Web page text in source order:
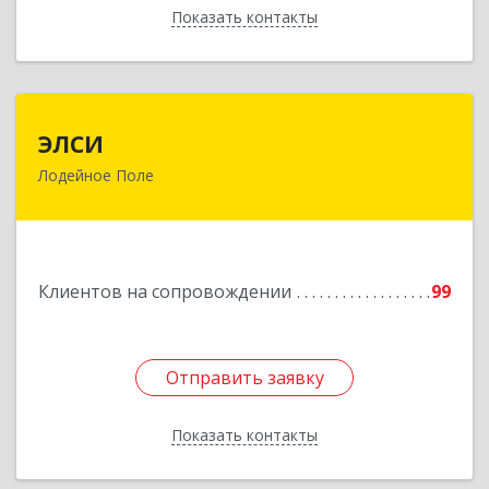
Показать контакты
Назад
ЭЛСИ
Лодейное Поле
Клиентов на сопровождении 99
Отправить заявку
Показать контакты
187700, Ленинградская обл, Лодейное Поле г,
Отправить заявку
Назад